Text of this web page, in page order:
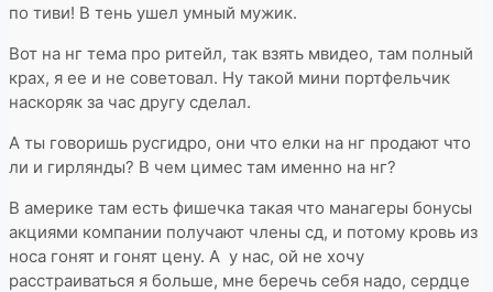
по тиви! В тень ушел умный мужик.
Вот на нг тема про ритейл, так взять мвидео, там полный
крах, я ее и не советовал. Ну такой мини портфельчик
наскоряк за час другу сделал.
А ты говоришь русгидро, они что елки на нг продают что
ли и гирлянды? В чем цимес там именно на нг?
В америке там есть фишечка такая что манагеры бонусы
акциями компании получают члены сд, и потому кровь из
носа гонят и гонят цену. А у нас, ой не хочу
расстраиваться я больше, мне беречь себя надо, сердце